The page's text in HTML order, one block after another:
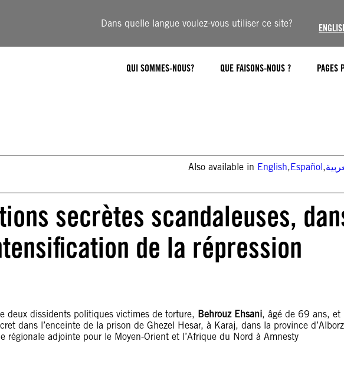
Dans quelle langue voulez-vous utiliser ce site?
QUI SOMMES-NOUS? QUE FAISONS-NOUS ? PAGES
Also available in English,Español,
secrètes scandaleuses,
de la répression
deux dissidents politiques victimes de torture, Behrouz Ehsani, âgé de 69 ans, et
dans l’enceinte de la prison de Ghezel Hesar, à Karaj, dans la province
adjointe pour le Moyen-Orient et l’Afrique du Nord à Amnesty